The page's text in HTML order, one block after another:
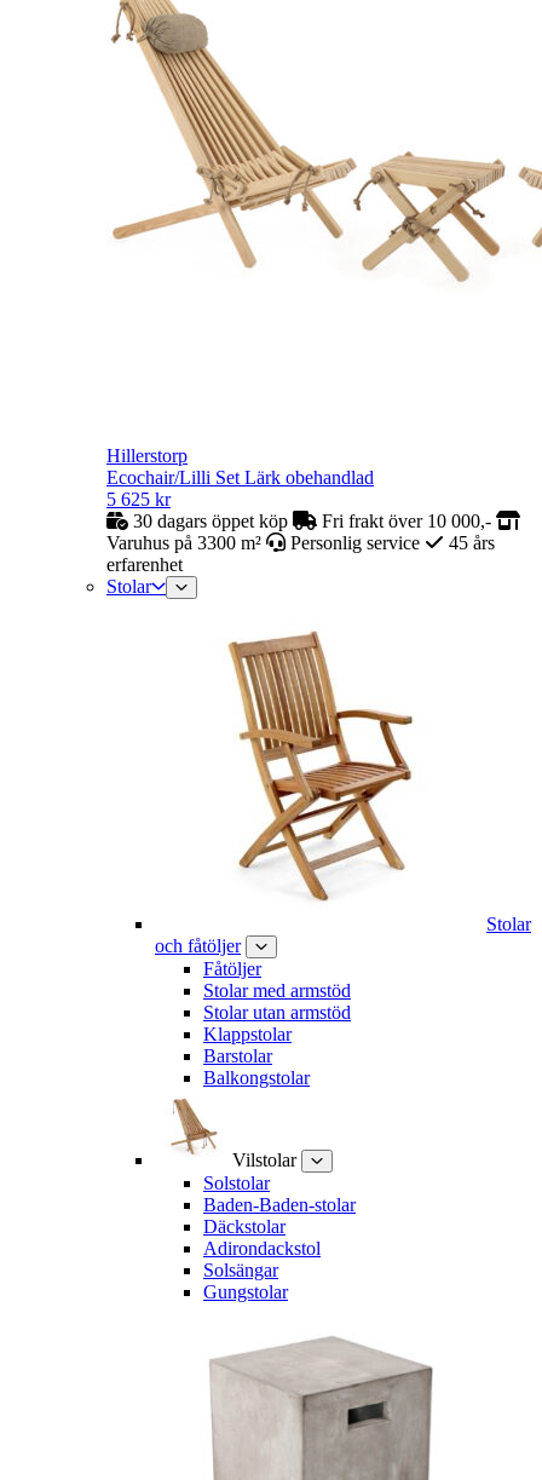
Hillerstorp
Ecochair/Lilli Set Lärk obehandlad
5 625 kr
30 dagars öppet köp
Fri frakt över 10 000,-
Varuhus på 3300 m²
Personlig service
45 års
erfarenhet
Stolar
Stolar
och fåtöljer
Fåtöljer
Stolar med armstöd
Stolar utan armstöd
Klappstolar
Barstolar
Balkongstolar
Vilstolar
Solstolar
Baden-Baden-stolar
Däckstolar
Adirondackstol
Solsängar
Gungstolar